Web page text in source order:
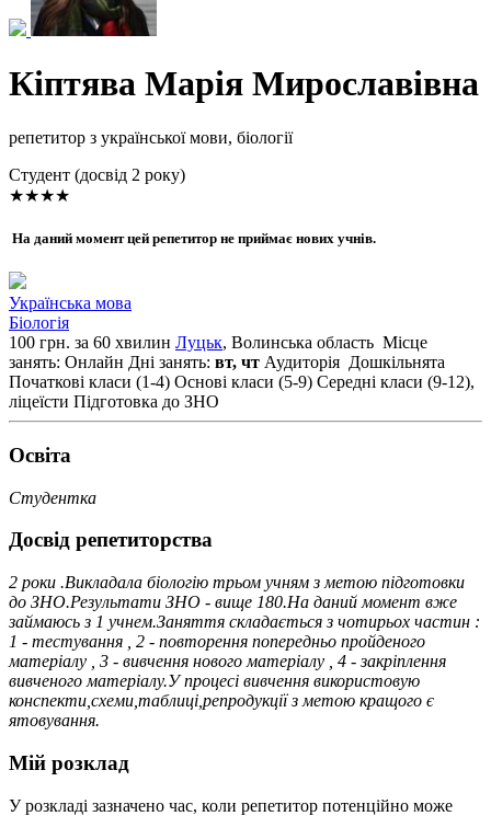
Кіптява Марія Мирославівна
репетитор з української мови, біології
Cтудент (досвід 2 року)
★★★★
На даний момент цей репетитор не приймає нових учнів.
Українська мова
Біологія
100 грн. за 60 хвилин Луцьк, Волинська область Місце
занять: Онлайн Дні занять: вт, чт Аудиторія Дошкільнята
Початкові класи (1-4) Основі класи (5-9) Середні класи (9-12),
ліцеїсти Підготовка до ЗНО
Освiта
Студентка
Досвід репетиторства
2 роки .Викладала біологію трьом учням з метою підготовки
до ЗНО.Результати ЗНО - вище 180.На даний момент вже
займаюсь з 1 учнем.Заняття складається з чотирьох частин :
1 - тестування , 2 - повторення попередньо пройденого
матеріалу , 3 - вивчення нового матеріалу , 4 - закріплення
вивченого матеріалу.У процесі вивчення використовую
конспекти,схеми,таблиці,репродукції з метою кращого є
ятовування.
Мій розклад
У розкладі зазначено час, коли репетитор потенційно може